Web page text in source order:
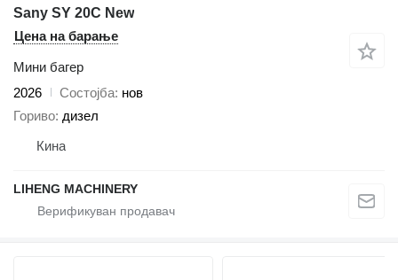
Sany SY 20C New
Цена на барање
Мини багер
2026
Состојба нов
Гориво дизел
Кина
LIHENG MACHINERY